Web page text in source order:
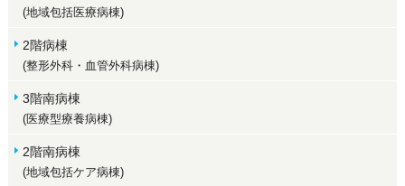
(地域包括医療病棟)
2階病棟
(整形外科・血管外科病棟)
3階南病棟
(医療型療養病棟)
2階南病棟
(地域包括ケア病棟)